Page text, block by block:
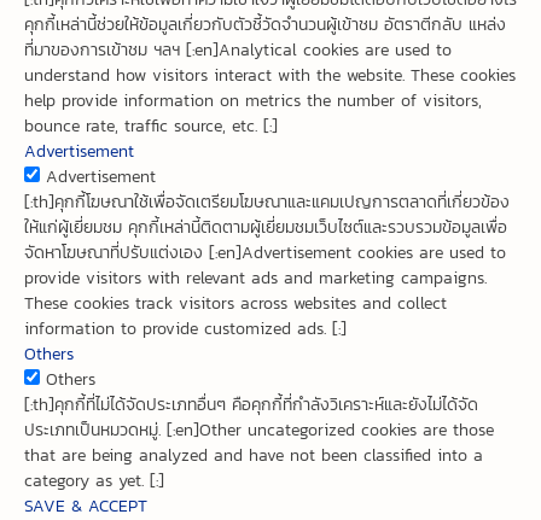
คุกกี้เหล่านี้ช่วยให้ข้อมูลเกี่ยวกับตัวชี้วัดจำนวนผู้เข้าชม อัตราตีกลับ แหล่ง
ที่มาของการเข้าชม ฯลฯ [:en]Analytical cookies are used to
understand how visitors interact with the website. These cookies
help provide information on metrics the number of visitors,
bounce rate, traffic source, etc. [:]
Advertisement
Advertisement
[:th]คุกกี้โฆษณาใช้เพื่อจัดเตรียมโฆษณาและแคมเปญการตลาดที่เกี่ยวข้อง
ให้แก่ผู้เยี่ยมชม คุกกี้เหล่านี้ติดตามผู้เยี่ยมชมเว็บไซต์และรวบรวมข้อมูลเพื่อ
จัดหาโฆษณาที่ปรับแต่งเอง [:en]Advertisement cookies are used to
provide visitors with relevant ads and marketing campaigns.
These cookies track visitors across websites and collect
information to provide customized ads. [:]
Others
Others
[:th]คุกกี้ที่ไม่ได้จัดประเภทอื่นๆ คือคุกกี้ที่กำลังวิเคราะห์และยังไม่ได้จัด
ประเภทเป็นหมวดหมู่. [:en]Other uncategorized cookies are those
that are being analyzed and have not been classified into a
category as yet. [:]
SAVE & ACCEPT